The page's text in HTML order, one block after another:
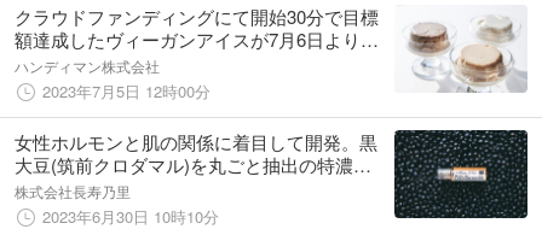
クラウドファンディングにて開始30分で目標
額達成したヴィーガンアイスが7月6日より
（木）一般発売開始。 ～3周年を記念した
プレゼントキャンペーンも同時開催いたしま
す～
ハンディマン株式会社
2023年7月5日 12時00分
女性ホルモンと肌の関係に着目して開発。黒
大豆(筑前クロダマル)を丸ごと抽出の特濃原
料美容液、Makuakeにて6/30(金)10:00先行販
売開始。
株式会社長寿乃里
2023年6月30日 10時10分